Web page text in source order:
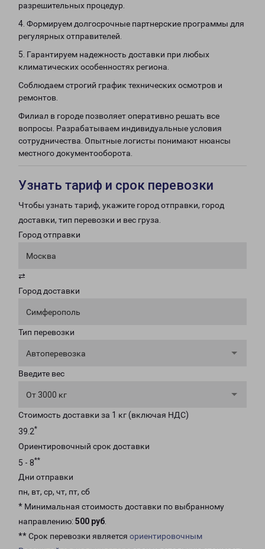
разрешительных процедур.
4. Формируем долгосрочные партнерские программы для
регулярных отправителей.
5. Гарантируем надежность доставки при любых
климатических особенностях региона.
Соблюдаем строгий график технических осмотров и
ремонтов.
Филиал в городе позволяет оперативно решать все
вопросы. Разрабатываем индивидуальные условия
сотрудничества. Опытные логисты понимают нюансы
местного документооборота.
Узнать тариф и срок перевозки
Чтобы узнать тариф, укажите город отправки, город
доставки, тип перевозки и вес груза.
Город отправки
Москва
⇄
Город доставки
Симферополь
Тип перевозки
Автоперевозка
Введите вес
От 3000 кг
Стоимость доставки за 1 кг (включая НДС)
39.2*
Ориентировочный срок доставки
5 - 8**
Дни отправки
пн, вт, ср, чт, пт, сб
* Минимальная стоимость доставки по выбранному
направлению: 500 руб.
** Срок перевозки является ориентировочным